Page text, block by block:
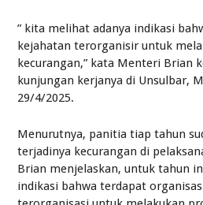
” kita melihat adanya indikasi
kejahatan terorganisir untuk
kecurangan,” kata Menteri Brian
kunjungan kerjanya di Unsulbar,
29/4/2025.
Menurutnya, panitia tiap tahun
terjadinya kecurangan di
Brian menjelaskan, untuk tahun
indikasi bahwa terdapat